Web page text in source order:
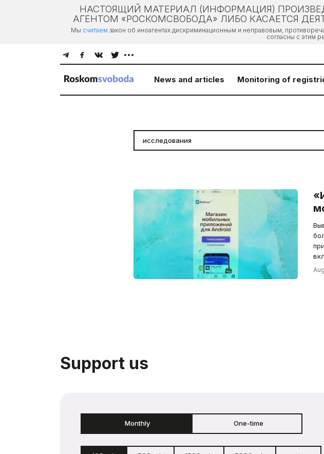
НАСТОЯЩИЙ МАТЕРИАЛ (ИНФОРМАЦИЯ)
АГЕНТОМ «РОСКОМСВОБОДА» ЛИБО КАСАЕТСЯ
Мы считаем закон об иноагентах дискриминационным и неправовым,
согласны с этим
News and articles Monitoring of
Support us
Monthly One-time